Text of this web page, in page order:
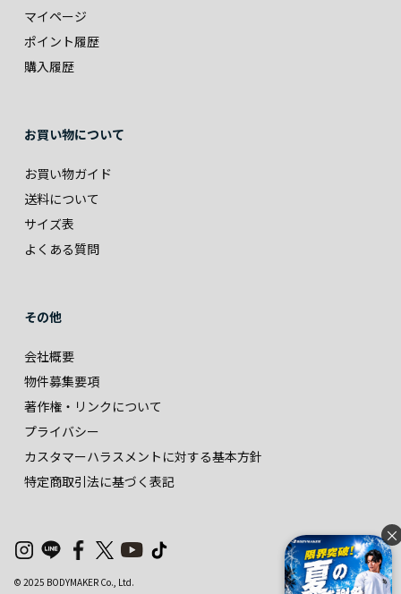
×
マイページ
ポイント履歴
購入履歴
お買い物について
お買い物ガイド
送料について
サイズ表
よくある質問
その他
会社概要
物件募集要項
著作権・リンクについて
プライバシー
カスタマーハラスメントに対する基本方針
特定商取引法に基づく表記
© 2025 BODYMAKER Co., Ltd.